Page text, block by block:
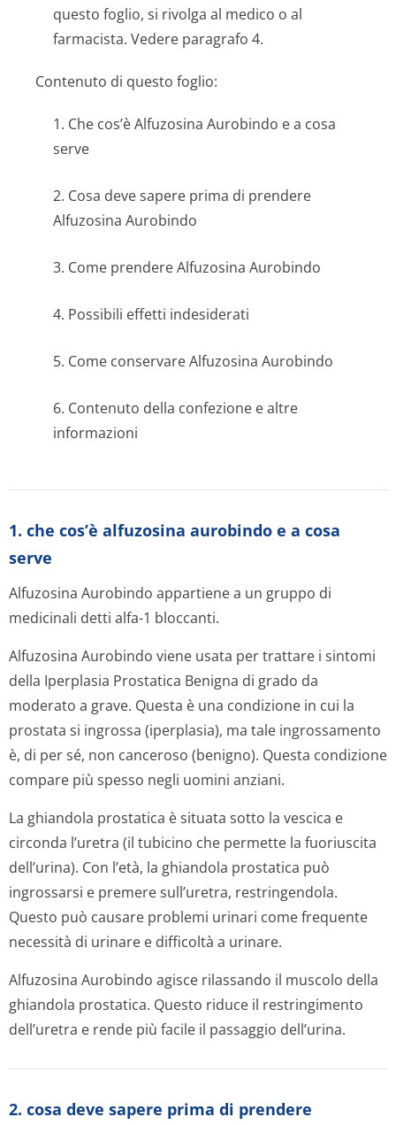
questo foglio, si rivolga al medico o al
farmacista. Vedere paragrafo 4.
Contenuto di questo foglio:
1. Che cos’è Alfuzosina Aurobindo e a cosa
serve
2. Cosa deve sapere prima di prendere
Alfuzosina Aurobindo
3. Come prendere Alfuzosina Aurobindo
4. Possibili effetti indesiderati
5. Come conservare Alfuzosina Aurobindo
6. Contenuto della confezione e altre
informazioni
1. che cos’è alfuzosina aurobindo e a cosa
serve
Alfuzosina Aurobindo appartiene a un gruppo di
medicinali detti alfa-1 bloccanti.
Alfuzosina Aurobindo viene usata per trattare i sintomi
della Iperplasia Prostatica Benigna di grado da
moderato a grave. Questa è una condizione in cui la
prostata si ingrossa (iperplasia), ma tale ingrossamento
è, di per sé, non canceroso (benigno). Questa condizione
compare più spesso negli uomini anziani.
La ghiandola prostatica è situata sotto la vescica e
circonda l’uretra (il tubicino che permette la fuoriuscita
dell’urina). Con l’età, la ghiandola prostatica può
ingrossarsi e premere sull’uretra, restringendola.
Questo può causare problemi urinari come frequente
necessità di urinare e difficoltà a urinare.
Alfuzosina Aurobindo agisce rilassando il muscolo della
ghiandola prostatica. Questo riduce il restringimento
dell’uretra e rende più facile il passaggio dell’urina.
2. cosa deve sapere prima di prendere